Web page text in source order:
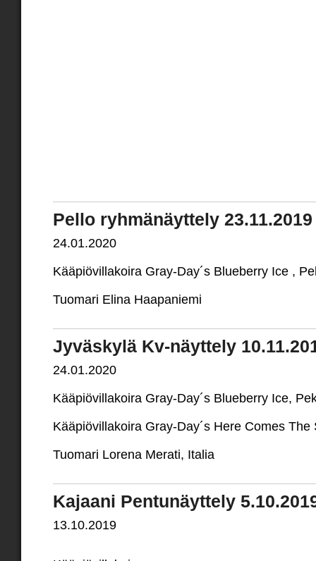
Pello ryhmänäyttely 23.11.2019
24.01.2020
Kääpiövillakoira Gray-Day´s Blueberry Ice ,
Tuomari Elina Haapaniemi
Jyväskylä Kv-näyttely
24.01.2020
Kääpiövillakoira Gray-Day´s Blueberry Ice,
Kääpiövillakoira Gray-Day´s Here Comes
Tuomari Lorena Merati, Italia
Kajaani Pentunäyttely
13.10.2019